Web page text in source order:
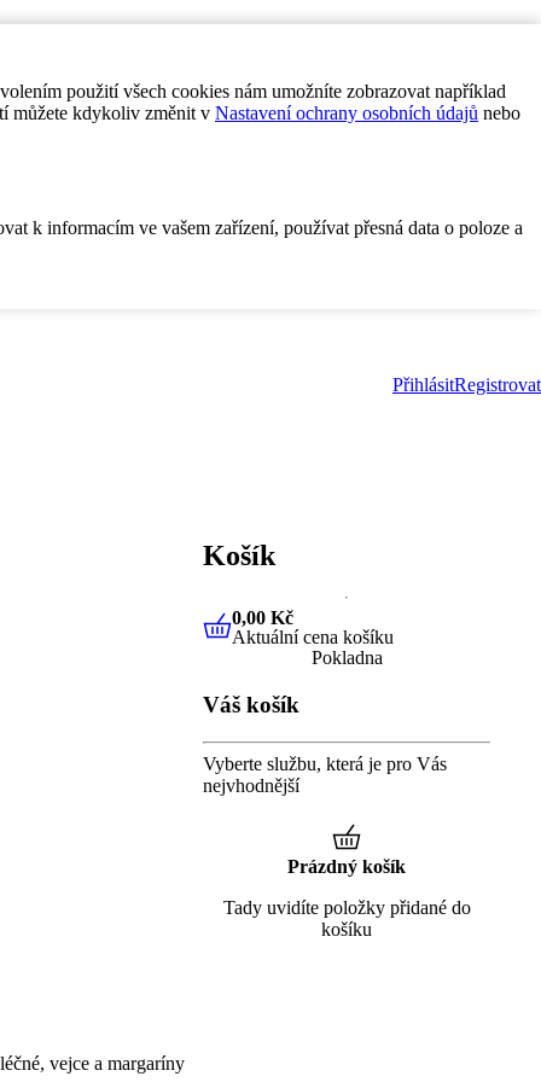
použití všech cookies nám umožníte zobrazovat například
můžete kdykoliv změnit v Nastavení ochrany osobních údajů nebo
k informacím ve vašem zařízení, používat přesná data o poloze a
PřihlásitRegistrovat
vejce a margaríny
Košík
0,00 KčAktuální cena košíku
0,00 Kč
Aktuální cena košíku
Pokladna
Váš košík
Vyberte službu, která je pro Vás
nejvhodnější
Prázdný košík
Tady uvidíte položky přidané do
košíku